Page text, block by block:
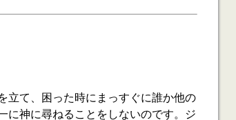
立て、困った時にまっすぐに誰か他の
に神に尋ねることをしないのです。ジ